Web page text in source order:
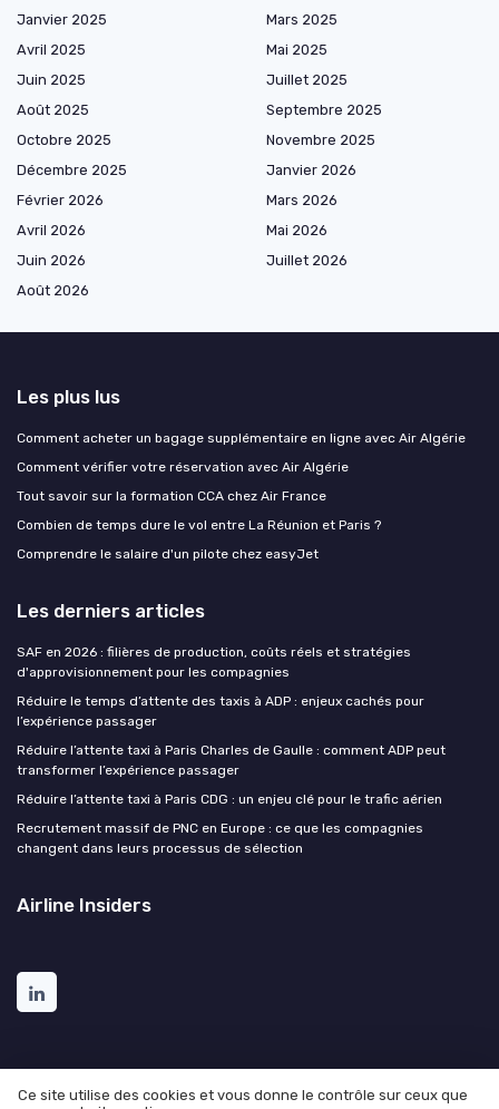
Janvier 2025
Mars 2025
Avril 2025
Mai 2025
Juin 2025
Juillet 2025
Août 2025
Septembre 2025
Octobre 2025
Novembre 2025
Décembre 2025
Janvier 2026
Février 2026
Mars 2026
Avril 2026
Mai 2026
Juin 2026
Juillet 2026
Août 2026
Les plus lus
Comment acheter un bagage supplémentaire en ligne avec Air Algérie
Comment vérifier votre réservation avec Air Algérie
Tout savoir sur la formation CCA chez Air France
Combien de temps dure le vol entre La Réunion et Paris ?
Comprendre le salaire d'un pilote chez easyJet
Les derniers articles
SAF en 2026 : filières de production, coûts réels et stratégies
d'approvisionnement pour les compagnies
Réduire le temps d’attente des taxis à ADP : enjeux cachés pour
l’expérience passager
Réduire l’attente taxi à Paris Charles de Gaulle : comment ADP peut
transformer l’expérience passager
Réduire l’attente taxi à Paris CDG : un enjeu clé pour le trafic aérien
Recrutement massif de PNC en Europe : ce que les compagnies
changent dans leurs processus de sélection
Airline Insiders
Ce site utilise des cookies et vous donne le contrôle sur ceux que